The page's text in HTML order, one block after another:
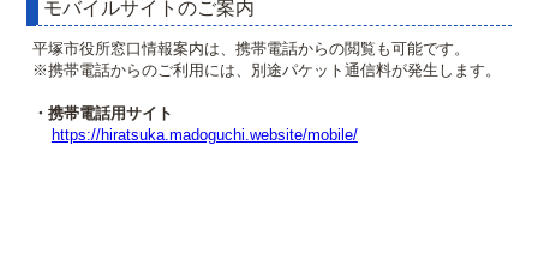
モバイルサイトのご案内
平塚市役所窓口情報案内は、携帯電話からの閲覧も可能です。
※携帯電話からのご利用には、別途パケット通信料が発生します。
・携帯電話用サイト
https://hiratsuka.madoguchi.website/mobile/